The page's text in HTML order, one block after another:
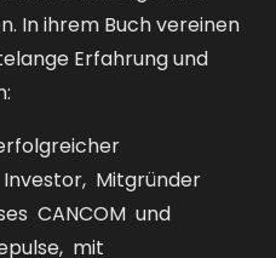
In ihrem Buch vereinen
Erfahrung und
Mitgründer
CANCOM und
mit